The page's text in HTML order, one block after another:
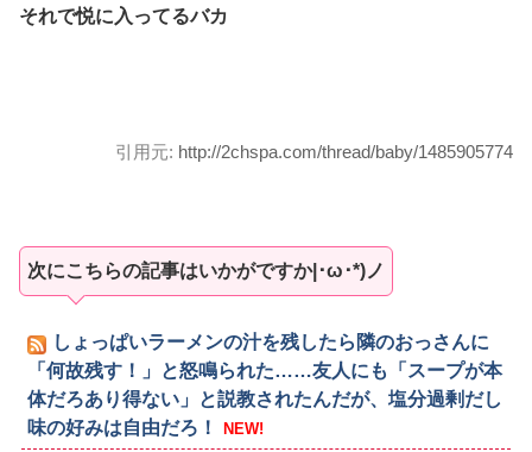
それで悦に入ってるバカ
引用元: http://2chspa.com/thread/baby/1485905774
次にこちらの記事はいかがですか|･ω･*)ノ
しょっぱいラーメンの汁を残したら隣のおっさんに
「何故残す！」と怒鳴られた……友人にも「スープが本
体だろあり得ない」と説教されたんだが、塩分過剰だし
味の好みは自由だろ！
NEW!